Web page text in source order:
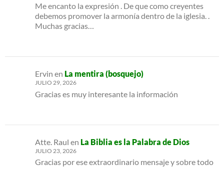
Me encanto la expresión . De que como creyentes
debemos promover la armonía dentro de la iglesia. .
Muchas gracias…
Ervin en La mentira (bosquejo)
JULIO 29, 2026
Gracias es muy interesante la información
Atte. Raul en La Biblia es la Palabra de Dios
JULIO 23, 2026
Gracias por ese extraordinario mensaje y sobre todo